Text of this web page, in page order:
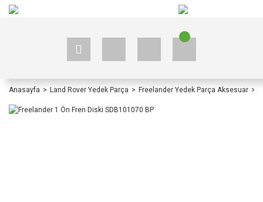
Anasayfa Land Rover Yedek Parça Freelander Yedek Parça Aksesuar